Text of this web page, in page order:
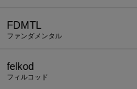
FDMTL
ファンダメンタル
felkod
フィルコッド